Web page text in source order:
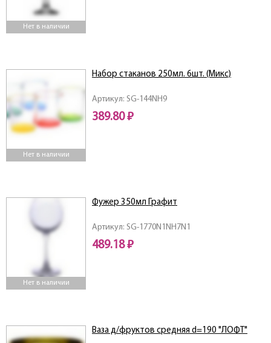
Нет в наличии
Нет в наличии
Артикул: SG-144NН9
Набор стаканов 250мл. 6шт. (Микс)
389.80 ₽
Нет в наличии
Артикул: SG-1770N1NН7N1
Фужер 350мл Графит
489.18 ₽
Ваза д/фруктов средняя d=190 "ЛОФТ"